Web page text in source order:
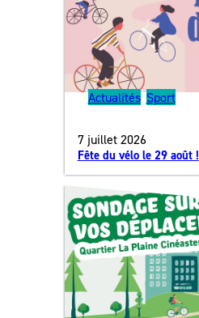
Actualités, Sport
7 juillet 2026
Fête du vélo le 29 août !